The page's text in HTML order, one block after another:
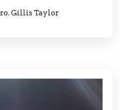
Gillis Taylor